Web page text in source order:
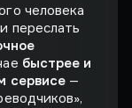
человека
и переслать
быстрее и
сервисе —